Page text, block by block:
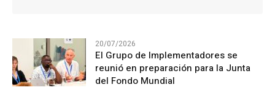
20/07/2026
El Grupo de Implementadores se
reunió en preparación para la Junta
del Fondo Mundial